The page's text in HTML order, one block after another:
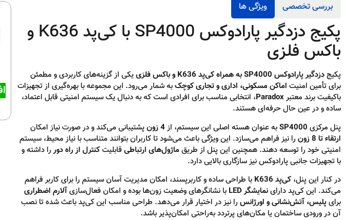
بررسی تخصصی ویژگی ها
پکیج دزدگیر پارادوکس SP4000 با کی‌پد K636 و
باکس فلزی
پکیجدزدگیر پارادوکس SP4000 به همراه کی‌پد K636 و باکس فلزی
یکی از گزینه‌های کاربردی و مطمئن
برای تأمین امنیت اماکن مسکونی، اداری و تجاری کوچکبه شمار می‌رود. این مجموعه با بهره‌گیری از تجهیزات
باکیفیت برند معتبرParadox، انتخابی مناسب برای افرادی است که به دنبال یک سیستم امنیتی قابل اعتماد،
ساده و در عین حال حرفه‌ای هستند.
پنل مرکزی SP4000به عنوان هسته اصلی این سیستم، از 4 زون
پشتیبانی می‌کند و در صورت نیاز امکان
ارتقاء تا 8 زون
را نیز فراهم می‌سازد. این ویژگی باعث می‌شود تا کاربران بتوانند متناسب با نیاز محیط، سیستم
امنیتی خود را توسعه دهند. همچنین این پنل از طریقماژول‌های ارتباطی قابلیتکنترل از راه دوررا داشته و
با تجهیزات جانبی پارادوکس نیز سازگاری بالایی دارد.
در کنار این پنل، کی‌پد K636
با طراحی ساده و کاربرپسند، امکان مدیریت آسان سیستم را برای کاربر فراهم
می‌کند. این کی‌پد داراینمایشگر LED با نشانگرهای وضعیت زون‌ها بوده و امکان فعال‌سازیآلارم اضطراری
برایپلیس، آتش‌نشانی و اورژانسرا نیز در اختیار قرار می‌دهد. طراحی مناسب این کی‌پد باعث شده تا نصب
آن در ورودی ساختمان یا مکان‌های پرتردد به‌راحتی امکان‌پذیر باشد.